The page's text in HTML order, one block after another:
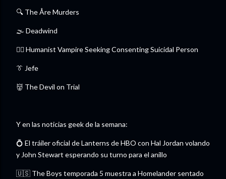
🔍 The Åre Murders
🌫️ Deadwind
🧛‍♀️ Humanist Vampire Seeking Consenting Suicidal Person
👔 Jefe
👹 The Devil on Trial
Y en las noticias geek de la semana:
💍 El tráiler oficial de Lanterns de HBO con Hal Jordan volando
y John Stewart esperando su turno para el anillo
🇺🇸 The Boys temporada 5 muestra a Homelander sentado